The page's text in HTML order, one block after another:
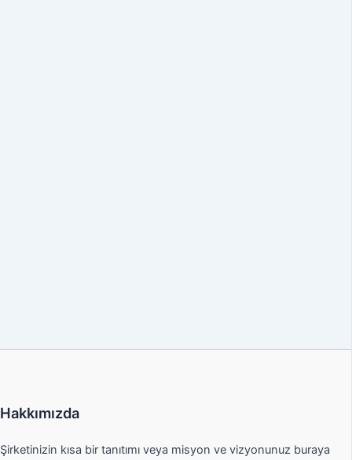
Hakkımızda
Şirketinizin kısa bir tanıtımı veya misyon ve vizyonunuz buraya